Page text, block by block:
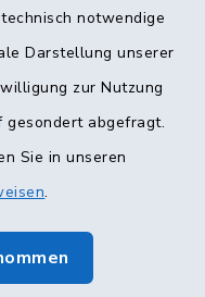
notwendige
Darstellung unserer
zur Nutzung
abgefragt.
Sie in unseren
.